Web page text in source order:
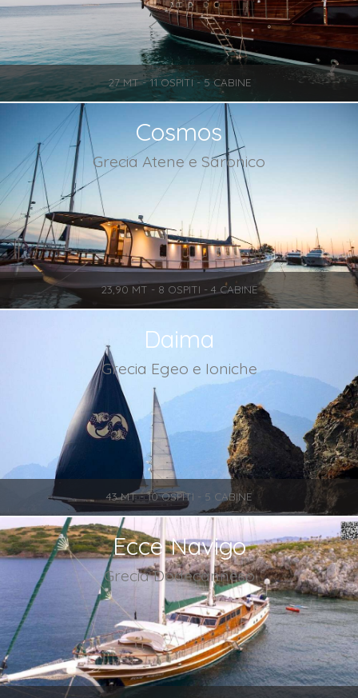
27 MT - 11 OSPITI - 5 CABINE
Cosmos
Grecia Atene e Saronico
23,90 MT - 8 OSPITI - 4 CABINE
Daima
Grecia Egeo e Ioniche
43 MT - 10 OSPITI - 5 CABINE
Ecce Navigo
Grecia Dodecanneso